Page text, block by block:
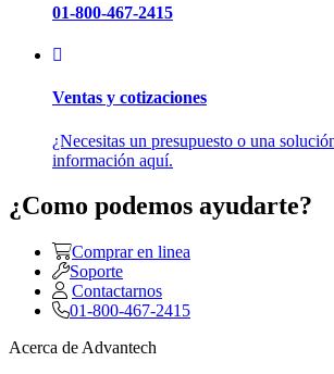
01-800-467-2415
Ventas y cotizaciones
¿Necesitas un presupuesto o una
información aquí.
¿Como podemos ayudarte?
Comprar en linea
Soporte
Contactarnos
01-800-467-2415
Acerca de Advantech